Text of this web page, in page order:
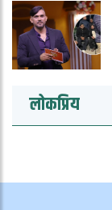
लोकप्रिय